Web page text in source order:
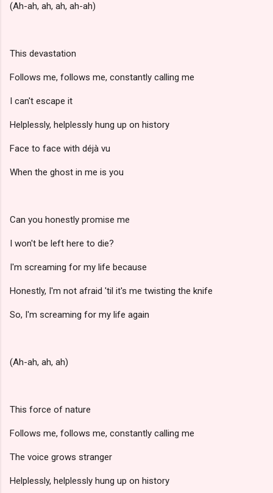
(Ah-ah, ah, ah, ah-ah)
This devastation
Follows me, follows me, constantly calling me
I can't escape it
Helplessly, helplessly hung up on history
Face to face with déjà vu
When the ghost in me is you
Can you honestly promise me
I won't be left here to die?
I'm screaming for my life because
Honestly, I'm not afraid 'til it's me twisting the knife
So, I'm screaming for my life again
(Ah-ah, ah, ah)
This force of nature
Follows me, follows me, constantly calling me
The voice grows stranger
Helplessly, helplessly hung up on history